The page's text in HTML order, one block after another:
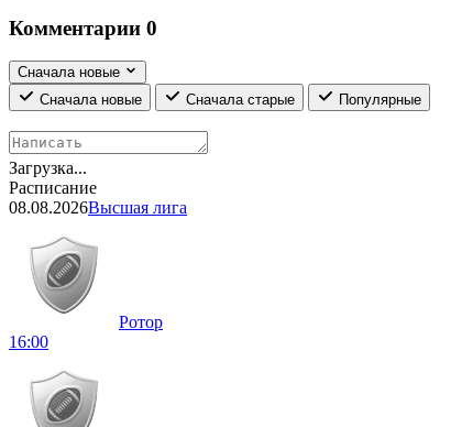
Комментарии 0
Сначала новые
Сначала новые
Сначала старые Популярные
Загрузка...
Расписание
08.08.2026Высшая лига
Ротор
16:00